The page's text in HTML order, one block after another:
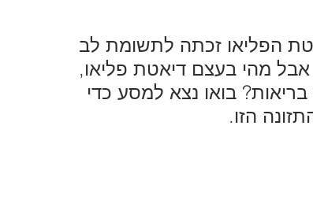
הפליאו זכתה לתשומת לב
מהי בעצם דיאטת פליאו,
בואו נצא למסע כדי
הזו.